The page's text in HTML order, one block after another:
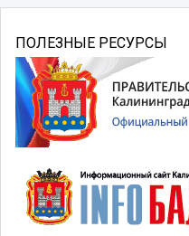
ПОЛЕЗНЫЕ РЕСУРСЫ